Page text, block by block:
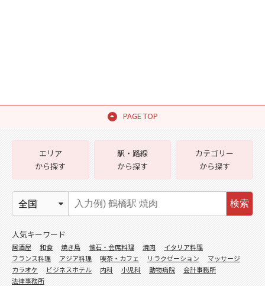
PAGE TOP
エリア
から探す
駅・路線
から探す
カテゴリー
から探す
検索
人気キーワード
居酒屋 和食 焼き鳥 懐石・会席料理 焼肉
イタリア料理
フランス料理
アジア料理 喫茶・カフェ リラクゼーション
マッサージ
カラオケ
ビジネスホテル 内科 小児科 動物病院
会計事務所
法律事務所